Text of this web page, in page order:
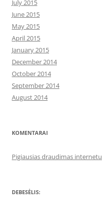
July 2015
June 2015
May 2015
April 2015
January 2015
December 2014
October 2014
September 2014
August 2014
KOMENTARAI
Pigiausias draudimas internetu
DEBESĖLIS: